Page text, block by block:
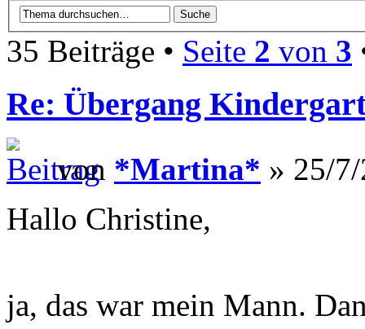
35 Beiträge • Seite 2 von 3
Re: Übergang
von *Martina* » 25/
Hallo Christine,
ja, das war mein Mann.